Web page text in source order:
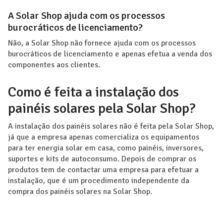
A Solar Shop ajuda com os processos
burocráticos de licenciamento?
Não, a Solar Shop não fornece ajuda com os processos
burocráticos de licenciamento e apenas efetua a venda dos
componentes aos clientes.
Como é feita a instalação dos
painéis solares pela Solar Shop?
A instalação dos painéis solares não é feita pela Solar Shop,
já que a empresa apenas comercializa os equipamentos
para ter energia solar em casa, como painéis, inversores,
suportes e kits de autoconsumo. Depois de comprar os
produtos tem de contactar uma empresa para efetuar a
instalação, que é um procedimento independente da
compra dos painéis solares na Solar Shop.